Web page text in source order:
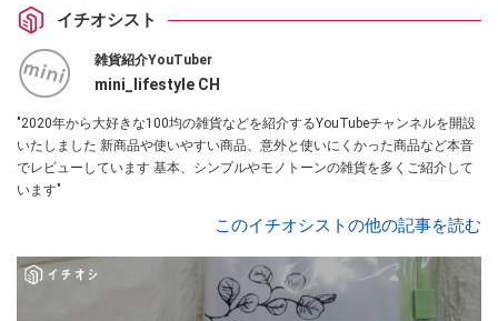
イチオシスト
雑貨紹介YouTuber
mini_lifestyle CH
"2020年から大好きな100均の雑貨などを紹介するYouTubeチャンネルを開設
いたしました 新商品や使いやすい商品、意外と使いにくかった商品など本音
でレビューしています 基本、シンプルやモノトーンの雑貨を多くご紹介して
います"
このイチオシストの他の記事を読む